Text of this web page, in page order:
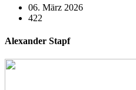
06. März 2026
422
Alexander Stapf